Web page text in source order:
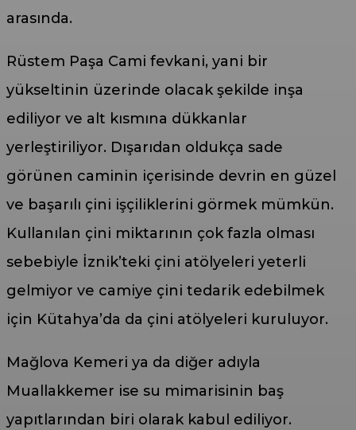
arasında.
Rüstem Paşa Cami fevkani, yani bir
yükseltinin üzerinde olacak şekilde inşa
ediliyor ve alt kısmına dükkanlar
yerleştiriliyor. Dışarıdan oldukça sade
görünen caminin içerisinde devrin en güzel
ve başarılı çini işçiliklerini görmek mümkün.
Kullanılan çini miktarının çok fazla olması
sebebiyle İznik’teki çini atölyeleri yeterli
gelmiyor ve camiye çini tedarik edebilmek
için Kütahya’da da çini atölyeleri kuruluyor.
Mağlova Kemeri ya da diğer adıyla
Muallakkemer ise su mimarisinin baş
yapıtlarından biri olarak kabul ediliyor.